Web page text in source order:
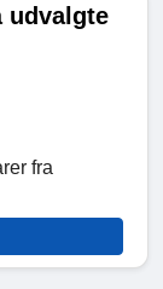
udvalgte
fra